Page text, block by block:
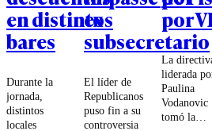
en distintos
bares
Durante la
jornada,
distintos
locales
ex
subsecretario
El líder de
Republicanos
puso fin a su
controversia
por
La
liderada
Paulina
Vodanovic
tomó la